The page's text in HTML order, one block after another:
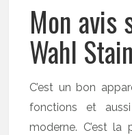
Mon avis
Wahl
C’est un bon
fonctions et
moderne. C’est la